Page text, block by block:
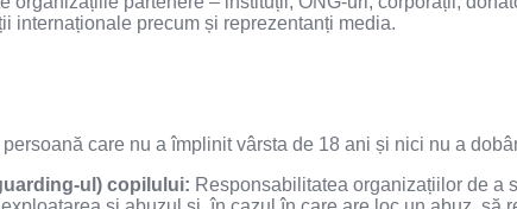
internaționale precum și reprezentanți media.
care nu a împlinit vârsta de 18 ani și nici nu a
ul) copilului: Responsabilitatea organizațiilor de a